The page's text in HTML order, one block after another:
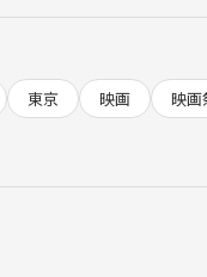
バス運転手パターソン
周囲の人々との交流は
東京 映画 映画